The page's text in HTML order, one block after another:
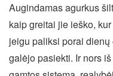
Augindamas agurkus
kaip greitai jie ieško,
jeigu paliksi porai
galėjo pasiekti. Ir nors